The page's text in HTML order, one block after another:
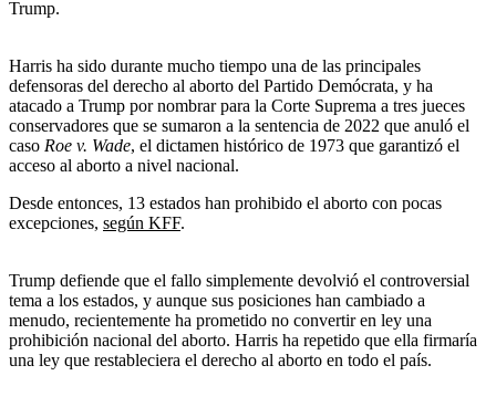
Trump.
Harris ha sido durante mucho tiempo una de las principales
defensoras del derecho al aborto del Partido Demócrata, y ha
atacado a Trump por nombrar para la Corte Suprema a tres jueces
conservadores que se sumaron a la sentencia de 2022 que anuló el
caso Roe v. Wade, el dictamen histórico de 1973 que garantizó el
acceso al aborto a nivel nacional.
Desde entonces, 13 estados han prohibido el aborto con pocas
excepciones, según KFF.
Trump defiende que el fallo simplemente devolvió el controversial
tema a los estados, y aunque sus posiciones han cambiado a
menudo, recientemente ha prometido no convertir en ley una
prohibición nacional del aborto. Harris ha repetido que ella firmaría
una ley que restableciera el derecho al aborto en todo el país.